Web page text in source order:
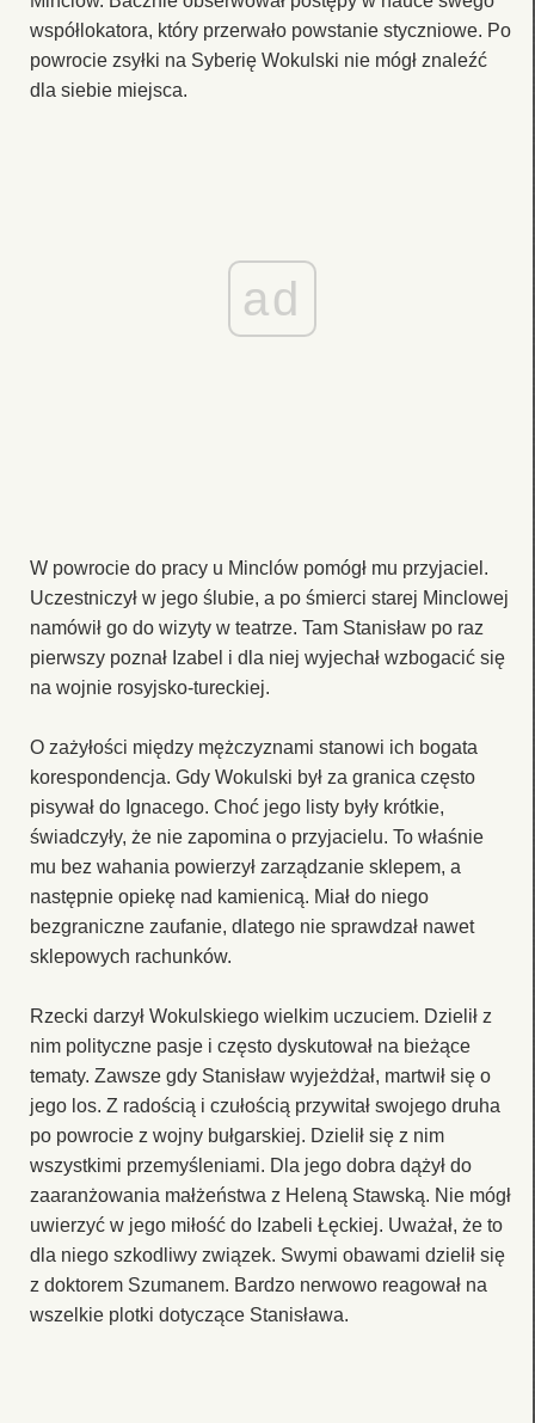
współlokatora, który przerwało powstanie styczniowe. Po
powrocie zsyłki na Syberię Wokulski nie mógł znaleźć
dla siebie miejsca.
ad
W powrocie do pracy u Minclów pomógł mu przyjaciel.
Uczestniczył w jego ślubie, a po śmierci starej Minclowej
namówił go do wizyty w teatrze. Tam Stanisław po raz
pierwszy poznał Izabel i dla niej wyjechał wzbogacić się
na wojnie rosyjsko-tureckiej.
O zażyłości między mężczyznami stanowi ich bogata
korespondencja. Gdy Wokulski był za granica często
pisywał do Ignacego. Choć jego listy były krótkie,
świadczyły, że nie zapomina o przyjacielu. To właśnie
mu bez wahania powierzył zarządzanie sklepem, a
następnie opiekę nad kamienicą. Miał do niego
bezgraniczne zaufanie, dlatego nie sprawdzał nawet
sklepowych rachunków.
Rzecki darzył Wokulskiego wielkim uczuciem. Dzielił z
nim polityczne pasje i często dyskutował na bieżące
tematy. Zawsze gdy Stanisław wyjeżdżał, martwił się o
jego los. Z radością i czułością przywitał swojego druha
po powrocie z wojny bułgarskiej. Dzielił się z nim
wszystkimi przemyśleniami. Dla jego dobra dążył do
zaaranżowania małżeństwa z Heleną Stawską. Nie mógł
uwierzyć w jego miłość do Izabeli Łęckiej. Uważał, że to
dla niego szkodliwy związek. Swymi obawami dzielił się
z doktorem Szumanem. Bardzo nerwowo reagował na
wszelkie plotki dotyczące Stanisława.